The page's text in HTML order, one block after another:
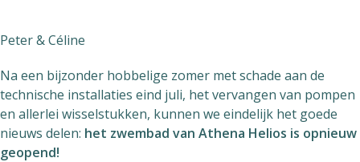
Peter & Céline
Na een bijzonder hobbelige zomer met schade aan de
technische installaties eind juli, het vervangen van pompen
en allerlei wisselstukken, kunnen we eindelijk het goede
nieuws delen: het zwembad van Athena Helios is opnieuw
geopend!